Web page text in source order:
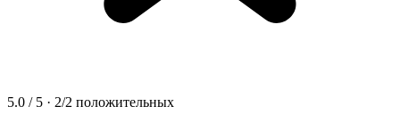
5.0 / 5 · 2/2 положительных